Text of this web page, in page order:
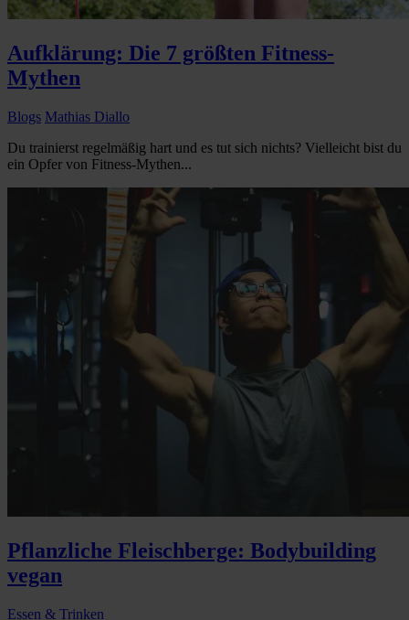
Aufklärung: Die 7 größten Fitness-
Mythen
Blogs Mathias Diallo
Du trainierst regelmäßig hart und es tut sich nichts? Vielleicht bist du
ein Opfer von Fitness-Mythen...
Pflanzliche Fleischberge: Bodybuilding
vegan
Essen & Trinken